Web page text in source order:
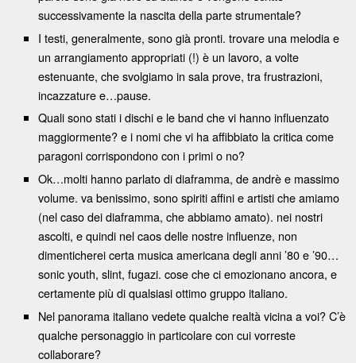
successivamente la nascita della parte strumentale?
I testi, generalmente, sono già pronti. trovare una melodia e
un arrangiamento appropriati (!) è un lavoro, a volte
estenuante, che svolgiamo in sala prove, tra frustrazioni,
incazzature e…pause.
Quali sono stati i dischi e le band che vi hanno influenzato
maggiormente? e i nomi che vi ha affibbiato la critica come
paragoni corrispondono con i primi o no?
Ok…molti hanno parlato di diaframma, de andrè e massimo
volume. va benissimo, sono spiriti affini e artisti che amiamo
(nel caso dei diaframma, che abbiamo amato). nei nostri
ascolti, e quindi nel caos delle nostre influenze, non
dimenticherei certa musica americana degli anni ’80 e ’90…
sonic youth, slint, fugazi. cose che ci emozionano ancora, e
certamente più di qualsiasi ottimo gruppo italiano.
Nel panorama italiano vedete qualche realtà vicina a voi? C’è
qualche personaggio in particolare con cui vorreste
collaborare?